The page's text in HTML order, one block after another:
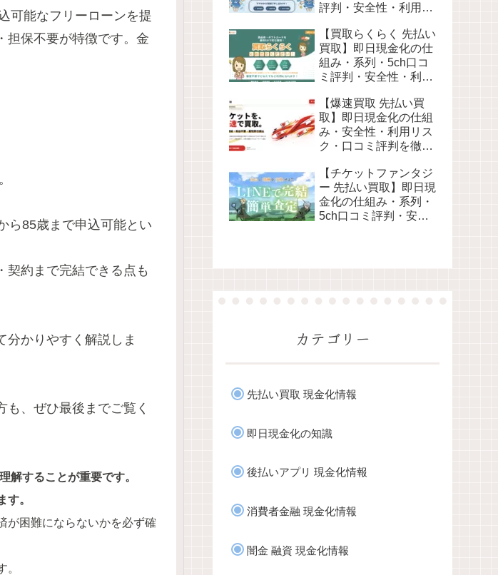
可能なフリーローンを提
担保不要が特徴です。金
ら85歳まで申込可能とい
契約まで完結できる点も
分かりやすく解説しま
も、ぜひ最後までご覧く
解することが重要です。
。
が困難にならないかを必ず確
評判・安全性・利用リ
底解説
【買取らくらく 先払い
買取】即日現金化の仕
組み・系列・5ch口コ
ミ評判・安全性・利用
徹底解説
【爆速買取 先払い買
取】即日現金化の仕組
み・安全性・利用リス
ク・口コミ評判を徹底
【チケットファンタジ
ー 先払い買取】即日現
金化の仕組み・系列・
5ch口コミ評判・安全
カテゴリー
先払い買取 現金化情報
即日現金化の知識
後払いアプリ 現金化情報
消費者金融 現金化情報
闇金 融資 現金化情報